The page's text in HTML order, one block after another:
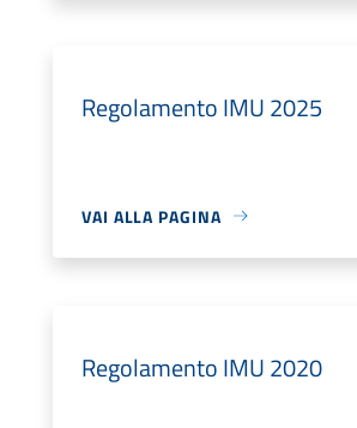
Regolamento IMU 2025
VAI ALLA PAGINA
Regolamento IMU 2020